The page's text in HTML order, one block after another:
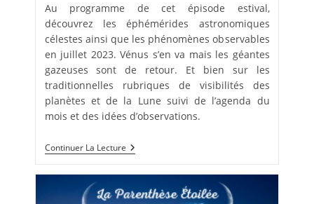
Au programme de cet épisode estival,
découvrez les éphémérides astronomiques
célestes ainsi que les phénomènes observables
en juillet 2023. Vénus s’en va mais les géantes
gazeuses sont de retour. Et bien sur les
traditionnelles rubriques de visibilités des
planètes et de la Lune suivi de l’agenda du
mois et des idées d’observations.
Continuer La LectureLe
Ciel
2023